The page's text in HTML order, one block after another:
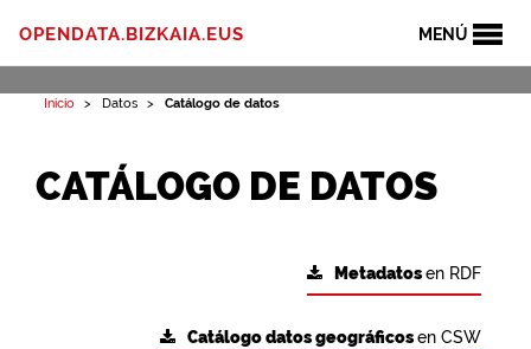
MENÚ
OPENDATA.BIZKAIA.EUS
Inicio Datos Catálogo de datos
CATÁLOGO DE DATOS
Metadatosen RDF
Catálogo datos geográficosen CSW